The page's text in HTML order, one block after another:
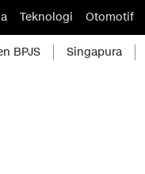
Teknologi Otomotif
BPJS Singapura